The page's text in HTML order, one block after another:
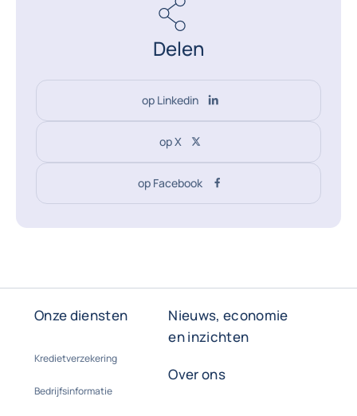
Delen
op Linkedin
op X
op Facebook
Onze diensten
Kredietverzekering
Bedrijfsinformatie
Nieuws, economie
en inzichten
Over ons